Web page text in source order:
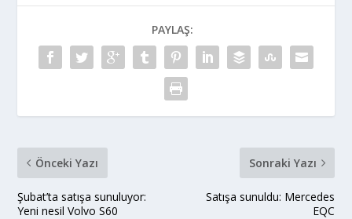
PAYLAŞ:
Önceki Yazı
Şubat’ta satışa sunuluyor:
Yeni nesil Volvo S60
Sonraki Yazı
Satışa sunuldu: Mercedes
EQC